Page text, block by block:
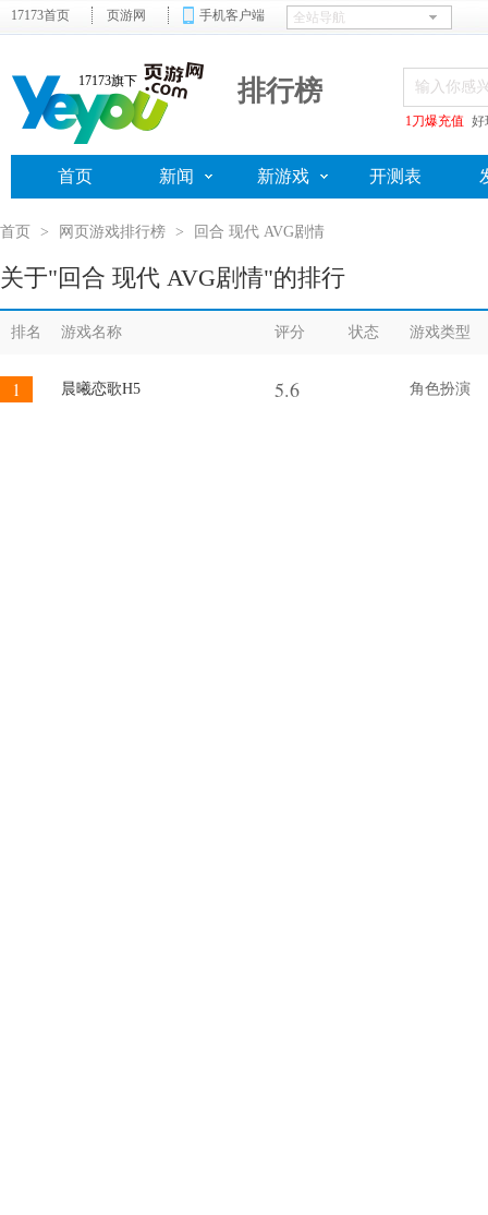
17173首页 页游网 手机客户端
17173旗下 排行榜
1刀爆充值 好
首页 新闻 新游戏 开测表
首页 > 网页游戏排行榜 > 回合 现代 AVG剧情
关于"回合 现代 AVG剧情"的排行
排名 游戏名称 评分 状态 游戏类型
1 晨曦恋歌H5 5.6 角色扮演